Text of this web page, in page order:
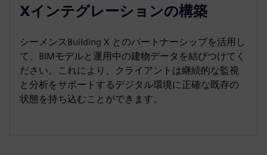
Xインテグレーションの構築
シーメンスBuilding X とのパートナーシップを活用し
て、BIMモデルと運用中の建物データを結びつけてく
ださい。これにより、クライアントは継続的な監視
と分析をサポートするデジタル環境に正確な既存の
状態を持ち込むことができます。